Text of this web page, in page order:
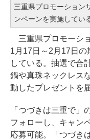
三重県プロモーション
ンペーンを実施してい
三重県プロモーシ
1月17日～2月17日の
している。抽選で合
鍋や真珠ネックレス
動したプレゼントを
「つづきは三重で」
フォローし、キャン
応募可能。「つづき